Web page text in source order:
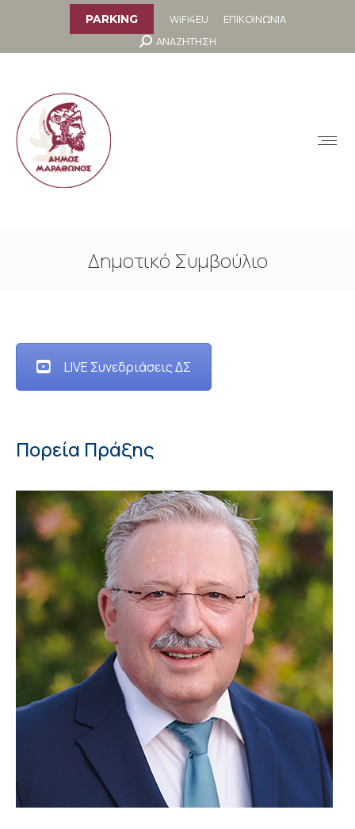
PARKING WiFi4EU
ΕΠΙΚΟΙΝΩΝΙΑ
Search:
ΑΝΑΖΗΤΗΣΗ
Δημοτικό Συμβούλιο
LIVE Συνεδριάσεις ΔΣ
Πορεία Πράξης